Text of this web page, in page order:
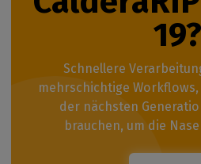
19?
Schnellere
mehrschichtige
der nächsten
brauchen, um die